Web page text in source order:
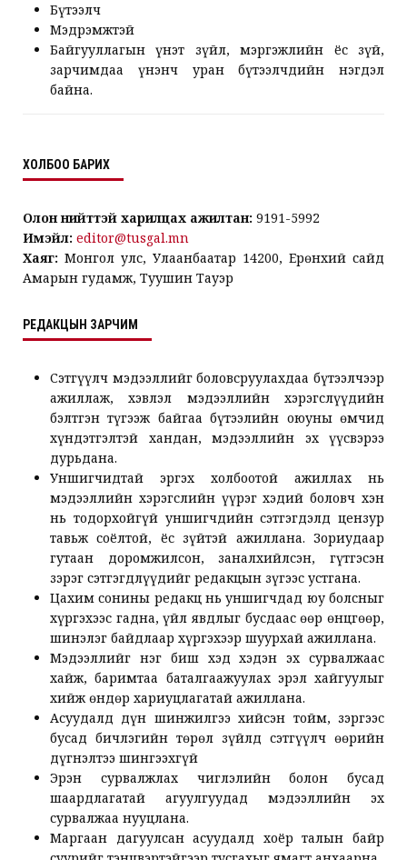
Бүтээлч
Мэдрэмжтэй
Байгууллагын үнэт зүйл, мэргэжлийн ёс зүй,
зарчимдаа үнэнч уран бүтээлчдийн нэгдэл
байна.
ХОЛБОО БАРИХ
Олон нийттэй харилцах ажилтан: 9191-5992
Имэйл: editor@tusgal.mn
Хаяг: Монгол улс, Улаанбаатар 14200, Ерөнхий сайд
Амарын гудамж, Туушин Тауэр
РЕДАКЦЫН ЗАРЧИМ
Сэтгүүлч мэдээллийг боловсруулахдаа бүтээлчээр
ажиллаж, хэвлэл мэдээллийн хэрэгслүүдийн
бэлтгэн түгээж байгаа бүтээлийн оюуны өмчид
хүндэтгэлтэй хандан, мэдээллийн эх үүсвэрээ
дурьдана.
Уншигчидтай эргэх холбоотой ажиллах нь
мэдээллийн хэрэгслийн үүрэг хэдий боловч хэн
нь тодорхойгүй уншигчдийн сэтгэгдэлд цензур
тавьж соёлтой, ёс зүйтэй ажиллана. Зориудаар
гутаан доромжилсон, заналхийлсэн, гүтгэсэн
зэрэг сэтгэгдлүүдийг редакцын зүгээс устгана.
Цахим сонины редакц нь уншигчдад юу болсныг
хүргэхээс гадна, үйл явдлыг бусдаас өөр өнцгөөр,
шинэлэг байдлаар хүргэхээр шуурхай ажиллана.
Мэдээллийг нэг биш хэд хэдэн эх сурвалжаас
хайж, баримтаа баталгаажуулах эрэл хайгуулыг
хийж өндөр хариуцлагатай ажиллана.
Асуудалд дүн шинжилгээ хийсэн тойм, зэргээс
бусад бичлэгийн төрөл зүйлд сэтгүүлч өөрийн
дүгнэлтээ шингээхгүй
Эрэн сурвалжлах чиглэлийн болон бусад
шаардлагатай агуулгуудад мэдээллийн эх
сурвалжаа нууцлана.
Маргаан дагуулсан асуудалд хоёр талын байр